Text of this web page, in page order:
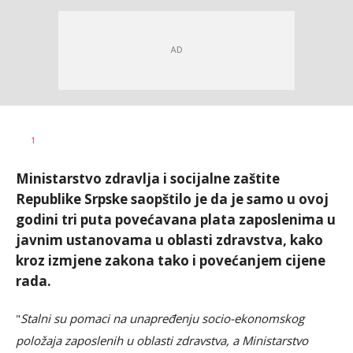
AUTOR
1
Ministarstvo zdravlja i socijalne zaštite
Republike Srpske saopštilo je da je samo u ovoj
godini tri puta povećavana plata zaposlenima u
javnim ustanovama u oblasti zdravstva, kako
kroz izmjene zakona tako i povećanjem cijene
rada.
"Stalni su pomaci na unapređenju socio-ekonomskog
položaja zaposlenih u oblasti zdravstva, a Ministarstvo